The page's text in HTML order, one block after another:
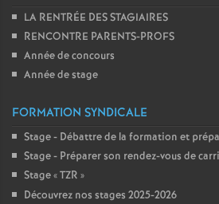
LA RENTRÉE DES STAGIAIRES
RENCONTRE PARENTS-PROFS
Année de concours
Année de stage
FORMATION SYNDICALE
Stage - Débattre de la formation et
Stage - Préparer son rendez-vous de
Stage «TZR »
Découvrez nos stages 2025-2026